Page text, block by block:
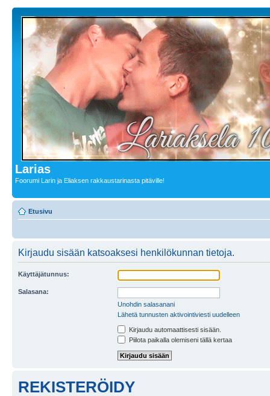
Larias
Foorumi Larin ja Eliaksen rakkaustarinasta pitäville!
Etusivu
Kirjaudu sisään katsoaksesi henkilökunnan tietoja.
Käyttäjätunnus:
Salasana:
Unohdin salasanani
Lähetä tunnusten aktivointiviesti uudelleen
Kirjaudu automaattisesti sisään.
Piilota paikalla olemiseni tällä kertaa
REKISTERÖIDY